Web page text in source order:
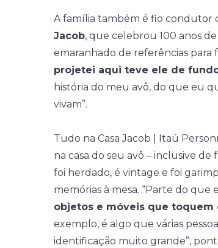
A família também é fio condutor
Jacob, que celebrou 100 anos
emaranhado de referências para
projetei aqui teve ele de
história do meu avô, do que eu
vivam”.
Tudo na Casa Jacob | Itaú
na casa do seu avô – inclusive
foi herdado, é vintage e foi
memórias à mesa. “Parte do que
objetos e móveis que toquem
exemplo, é algo que várias
identificação muito grande”,